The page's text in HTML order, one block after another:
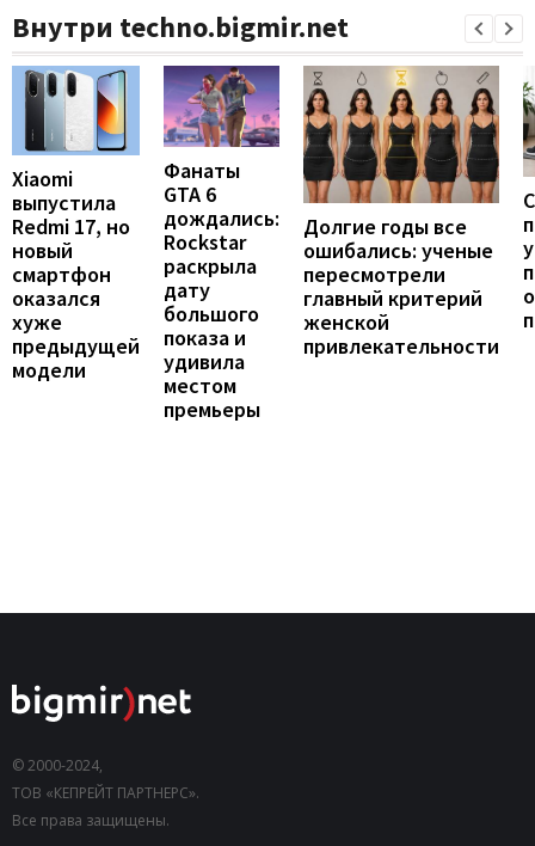
Внутри techno.bigmir.net
Xiaomi
выпустила
Redmi 17, но
новый
смартфон
оказался
хуже
предыдущей
модели
Фанаты
GTA 6
дождались:
Rockstar
раскрыла
дату
большого
показа и
удивила
местом
премьеры
Долгие годы все
ошибались: ученые
пересмотрели
главный критерий
женской
привлекательности
© 2000-2024,
ТОВ «КЕПРЕЙТ ПАРТНЕРС».
Все права защищены.